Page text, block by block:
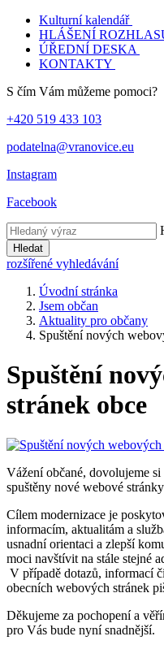
Kulturní kalendář
HLÁŠENÍ
ÚŘEDNÍ DESKA
KONTAKTY
S čím Vám můžeme pomoci?
+420 519 433 103
podatelna@vranovice.eu
Instagram
Facebook
Hledat
rozšířené vyhledávání
Úvodní stránka
Jsem občan
Aktuality pro občany
Spuštění nových
Spuštění
stránek obce
Vážení občané, dovolujeme
spuštěny nové webové
Cílem modernizace je
informacím, aktualitám a
usnadní orientaci a zlepší
moci navštívit na stále stejné
V případě dotazů, informací
obecních webových stránek
Děkujeme za pochopení a
pro Vás bude nyní snadnější.